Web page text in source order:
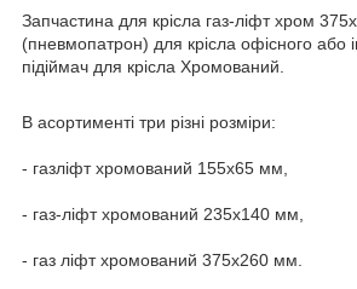
Запчастина для крісла газ-ліфт хром
(пневмопатрон) для крісла офісного або
підіймач для крісла Хромований.
В асортименті три різні розміри:
- газліфт хромований 155x65 мм,
- газ-ліфт хромований 235x140 мм,
- газ ліфт хромований 375x260 мм.